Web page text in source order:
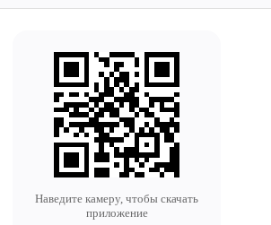
Наведите камеру, чтобы скачать
приложение